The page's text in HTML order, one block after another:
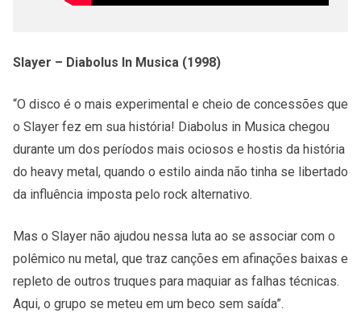
Slayer – Diabolus In Musica (1998)
“O disco é o mais experimental e cheio de concessões que
o Slayer fez em sua história! Diabolus in Musica chegou
durante um dos períodos mais ociosos e hostis da história
do heavy metal, quando o estilo ainda não tinha se libertado
da influência imposta pelo rock alternativo.
Mas o Slayer não ajudou nessa luta ao se associar com o
polêmico nu metal, que traz canções em afinações baixas e
repleto de outros truques para maquiar as falhas técnicas.
Aqui, o grupo se meteu em um beco sem saída”.